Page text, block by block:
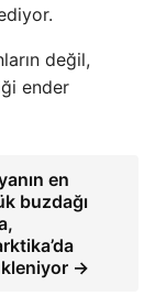
değil,
ender
en
buzdağı
→